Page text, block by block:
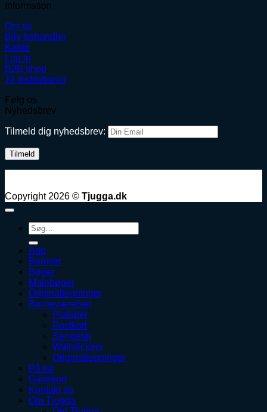
Information
Om os
Bliv forhandler
Konto
Log in
B2B shop
Til institutioner
Følg os
Nyhedsbrev
Tilmeld dig nyhedsbrev:
Copyright 2026 © Tjugga.dk
Søg
efter:
App
Bamser
Bøger
Malebøger
Originaltegninger
Børneværelset
Plakater
Postkort
Sengetøj
Wallstickers
Originaltegninger
På tur
Gavekort
Kontakt os
Om Tjugga